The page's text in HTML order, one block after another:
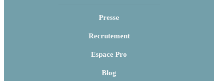
Presse
Recrutement
Espace Pro
Blog